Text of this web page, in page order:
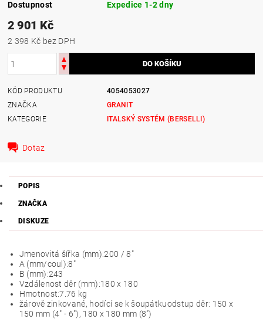
Dostupnost Expedice 1-2 dny
2 901 Kč
2 398 Kč bez DPH
KÓD PRODUKTU
4054053027
ZNAČKA
GRANIT
KATEGORIE
ITALSKÝ SYSTÉM (BERSELLI)
Dotaz
POPIS
ZNAČKA
DISKUZE
Jmenovitá šířka (mm):200 / 8"
A (mm/coul):8"
B (mm):243
Vzdálenost děr (mm):180 x 180
Hmotnost:7.76 kg
žárově zinkované, hodící se k šoupátkuodstup děr: 150 x
150 mm (4" - 6"), 180 x 180 mm (8")